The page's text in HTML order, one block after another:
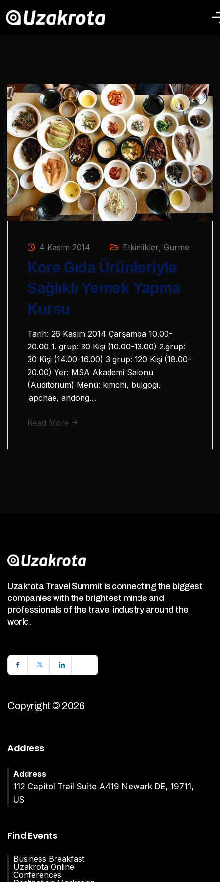
4 Kasım 2014 Etkinlikler, Gurme
Kore Gıda Ürünleriyle
Sağlıklı Yemek Yapma
Kursu
Tarih: 26 Kasım 2014 Çarşamba 10.00-
20.00 1. grup: 30 Kişi (10.00-13.00) 2.grup:
30 Kişi (14.00-16.00) 3 grup: 120 Kişi (18.00-
20.00) Yer: MSA Akademi Salonu
(Auditorium) Menü: kimchi, bulgogi,
japchae, andong…
Read More
Uzakrota Travel Summit is connecting the biggest
companies with the brightest minds and
professionals of the travel industry around the
world.
Copyright © 2026
Address
Address
112 Capitol Trail Suite A419 Newark DE, 19711,
US
Find Events
Business Breakfast
Uzakrota Online
Conferences